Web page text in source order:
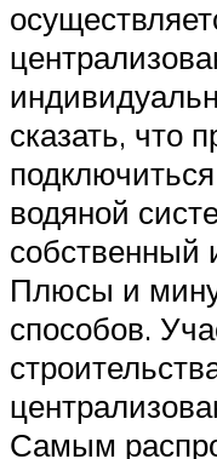
сказать, что
водяной
собственный
Плюсы и
способов.
Самым